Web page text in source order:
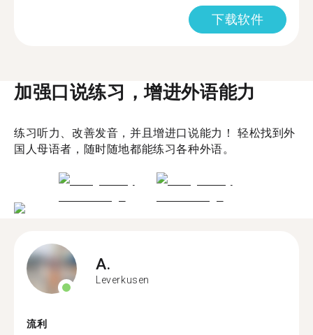
下载软件
加强口说练习，增进外语能力
练习听力、改善发音，并且增进口说能力！ 轻松找到外
国人母语者，随时随地都能练习各种外语。
A.
Leverkusen
流利